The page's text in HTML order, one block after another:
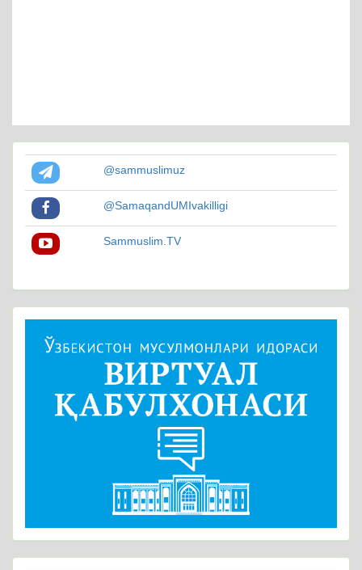
@sammuslimuz
@SamaqandUMIvakilligi
Sammuslim.TV